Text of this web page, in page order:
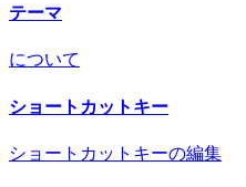
テーマ
について
ショートカットキー
ショートカットキーの編集